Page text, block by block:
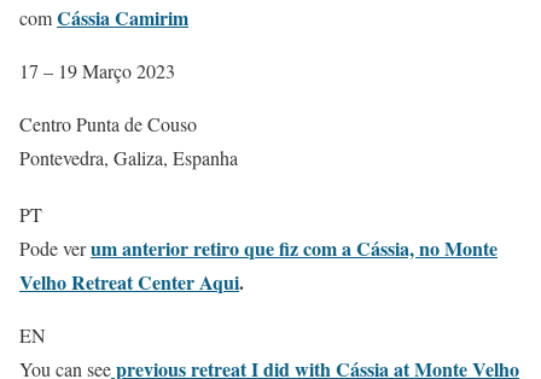
comCássia Camirim
17 – 19 Março 2023
Centro Punta de Couso
Pontevedra, Galiza, Espanha
PT
Pode verum anterior retiro que fiz com a Cássia, no Monte
Velho Retreat Center Aqui.
EN
You can seeprevious retreat I did with Cássia at Monte Velho